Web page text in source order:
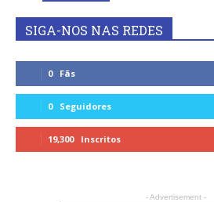
SIGA-NOS NAS REDES
0 Fãs
0 Seguidores
19,300 Inscritos
- Advertisement -